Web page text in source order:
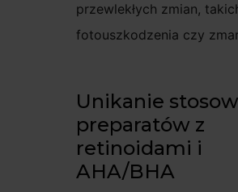
przewlekłych zmian,
fotouszkodzenia czy
Unikanie
preparatów z
retinoidami i
AHA/BHA